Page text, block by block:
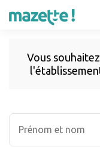
Vous